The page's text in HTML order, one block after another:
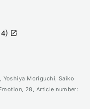
Yoshiya Moriguchi, Saiko
28, Article number: